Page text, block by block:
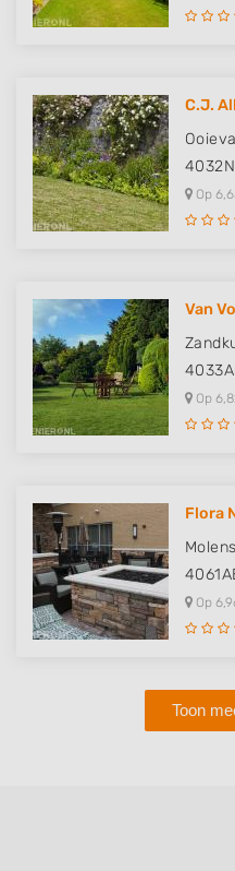
C.J.
Op
Van
Op
Flora
Op
Toon